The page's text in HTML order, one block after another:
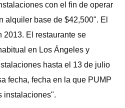
con el fin de operar
alquiler base de $42,500". El
2013. El restaurante se
en Los Ángeles y
hasta el 13 de julio
fecha, fecha en la que PUMP
instalaciones".